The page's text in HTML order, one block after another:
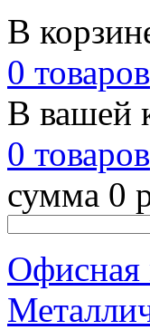
В
0 товаров
В вашей
0 товаров
сумма 0
Офисная